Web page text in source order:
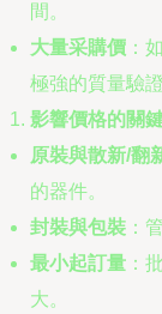
間。
大量采購價 ：
極強的質量驗證
影響價格的關
原裝與散新/翻
的器件。
封裝與包裝 ：
最小起訂量 ：
大。